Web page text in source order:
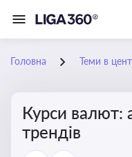
Головна Теми в
Курси валют:
трендів